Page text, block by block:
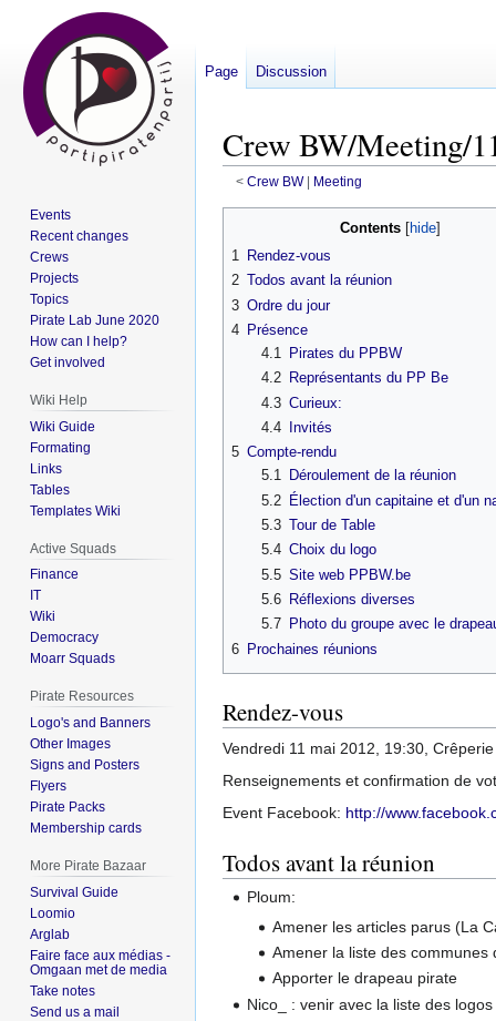
Crew BW/Meeting/
< Crew BW‎ | Meeting
Contents
1 Rendez-vous
2 Todos avant la réunion
3 Ordre du jour
4 Présence
4.1
Pirates du PPBW
4.2
Représentants du PP Be
4.3 Curieux:
4.4
Invités
5 Compte-rendu
5.1
Déroulement de la réunion
5.2
Élection d'un capitaine et d'un
5.3 Tour de Table
5.4 Choix du logo
5.5 Site web PPBW.be
5.6
Réflexions diverses
5.7
Photo du groupe avec le
6 Prochaines réunions
Rendez-vous
Vendredi 11 mai 2012, 19:30,
Renseignements et confirmation de
Event Facebook: http://
Todos avant la réunion
Ploum:
Amener les articles parus (La
Amener la liste des communes
Apporter le drapeau pirate
Nico_ : venir avec la liste des
Page Discussion
Events
Recent changes
Crews
Projects
Topics
Pirate Lab June 2020
How can I help?
Get involved
Wiki Help
Wiki Guide
Formating
Links
Tables
Templates Wiki
Active Squads
Finance
IT
Wiki
Democracy
Moarr Squads
Pirate Resources
Logo's and Banners
Other Images
Signs and Posters
Flyers
Pirate Packs
Membership cards
More Pirate Bazaar
Survival Guide
Loomio
Arglab
Faire face aux médias -
Omgaan met de media
Take notes
Send us a mail